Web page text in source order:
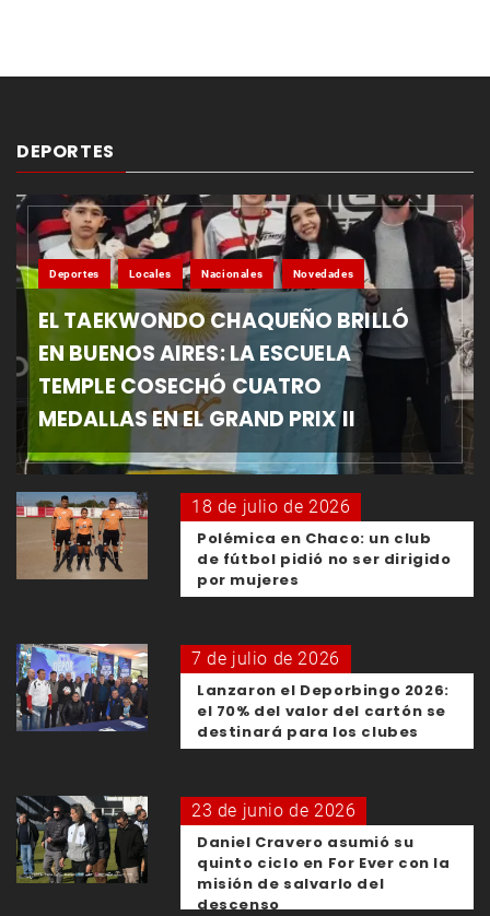
DEPORTES
Deportes Locales Nacionales Novedades
EL TAEKWONDO CHAQUEÑO BRILLÓ
EN BUENOS AIRES: LA ESCUELA
TEMPLE COSECHÓ CUATRO
MEDALLAS EN EL GRAND PRIX II
18 de julio de 2026
Polémica en Chaco: un club
de fútbol pidió no ser dirigido
por mujeres
7 de julio de 2026
Lanzaron el Deporbingo 2026:
el 70% del valor del cartón se
destinará para los clubes
23 de junio de 2026
Daniel Cravero asumió su
quinto ciclo en For Ever con la
misión de salvarlo del
descenso